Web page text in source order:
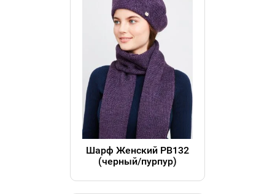
Шарф Женский РВ132
(черный/пурпур)